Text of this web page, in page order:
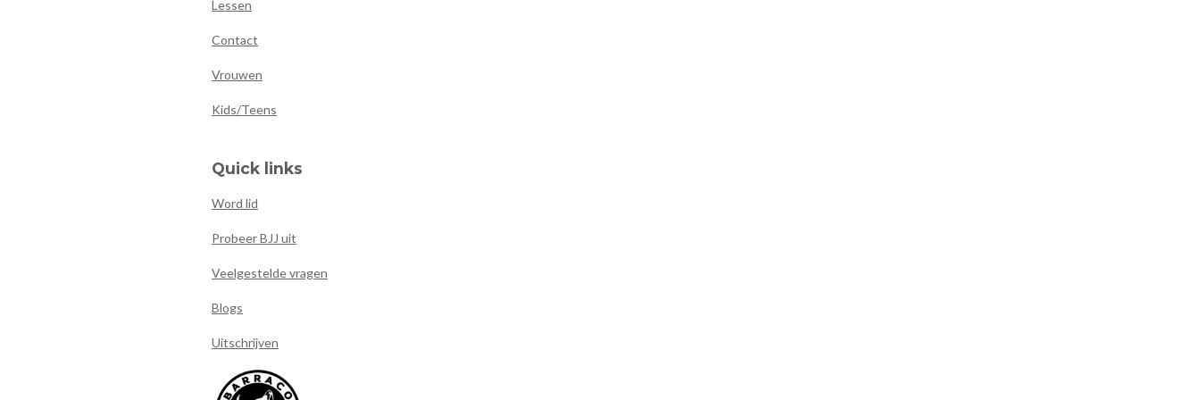
Lessen
Contact
Vrouwen
Kids/Teens
Quick links
Word lid
Probeer BJJ uit
Veelgestelde vragen
Blogs
Uitschrijven